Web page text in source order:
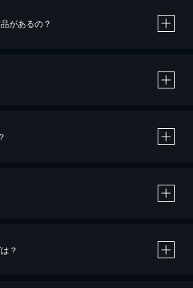
があるの？
ットカード決済による作品の購入 / レンタルです。
品の購入 / レンタルは、20％のポイント還元です。
？